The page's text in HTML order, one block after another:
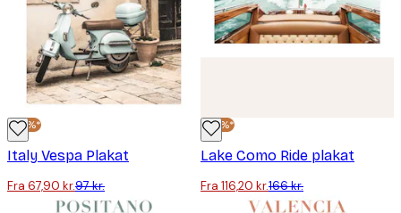
-30%*
Italy Vespa Plakat
Fra 67,90 kr.97 kr.
-30%*
Lake Como Ride plakat
Fra 116,20 kr.166 kr.